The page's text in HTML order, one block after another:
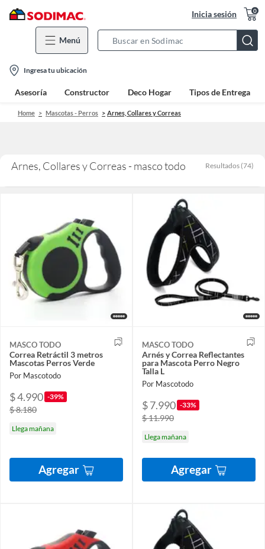
Inicia sesión 0
Menú
Bar
location-
icon
Ingresa tu ubicación
Asesoría Constructor Deco Hogar Tipos de Entrega
Home Mascotas - Perros Arnes, Collares y Correas
Arnes, Collares y Correas - masco todo Resultados (74)
MASCO TODO
Correa Retráctil 3 metros
Mascotas Perros Verde
Por Mascotodo
$ 4.990 -39%
$ 8.180
Llega mañana
Agregar
MASCO TODO
Arnés y Correa Reflectantes
para Mascota Perro Negro
Talla L
Por Mascotodo
$ 7.990 -33%
$ 11.990
Llega mañana
Agregar